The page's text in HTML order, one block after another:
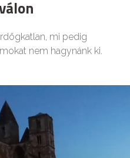
mi pedig
nem hagynánk ki.